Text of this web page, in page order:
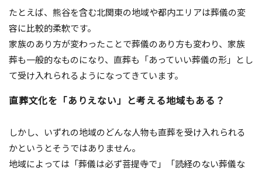
たとえば、熊谷を含む北関東の地域や都内エリアは葬儀の変
容に比較的柔軟です。
家族のあり方が変わったことで葬儀のあり方も変わり、家族
葬も一般的なものになり、直葬も「あっていい葬儀の形」とし
て受け入れられるようになってきています。
直葬文化を「ありえない」と考える地域もある？
しかし、いずれの地域のどんな人物も直葬を受け入れられる
かというとそうではありません。
地域によっては「葬儀は必ず菩提寺で」「読経のない葬儀な